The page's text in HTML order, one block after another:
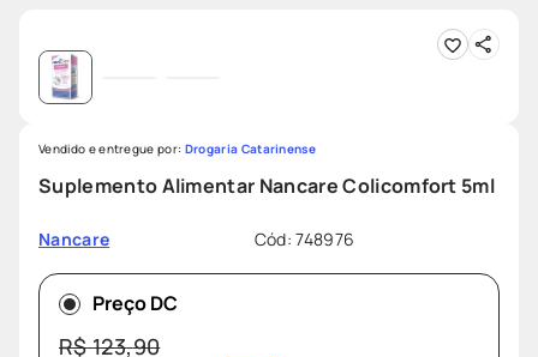
º
7º
protetor solar
8º
desodorante
9
Suplemento Alimentar Nancare Colicomfort 5ml
Nancare Cód:748976
Vendido e entregue por: Drogaria Catarinense
Preço DC
R$123,90